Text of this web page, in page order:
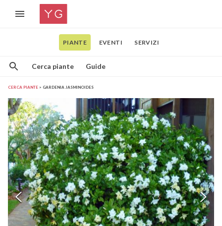
PIANTE EVENTI SERVIZI
Cerca piante Guide
CERCA PIANTE GARDENIA JASMINOIDES